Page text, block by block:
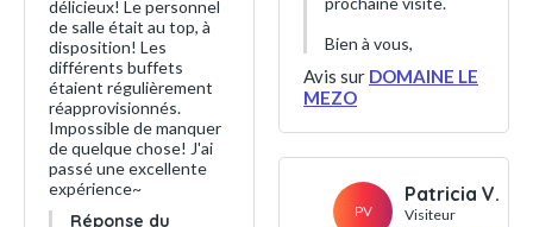
délicieux! Le personnel
de salle était au top, à
disposition! Les
différents buffets
étaient régulièrement
réapprovisionnés.
Impossible de manquer
de quelque chose! J'ai
passé une excellente
expérience~
Réponse du
Bien à vous,
Avis sur DOMAINE LE
MEZO
PV
Patricia V.
Visiteur